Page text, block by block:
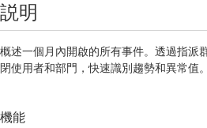
説明
概述一個月內開啟的所有事件。透過指派
閉使用者和部門，快速識別趨勢和異常值。
機能